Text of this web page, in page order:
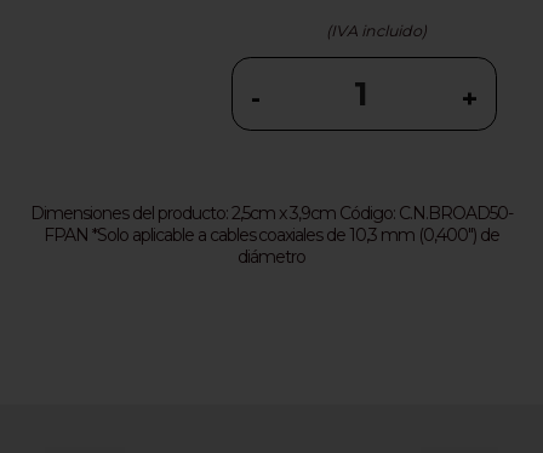
(IVA incluido)
- +
Dimensiones del producto: 2,5cm x 3,9cm Código: C.N.BROAD50-
FPAN *Solo aplicable a cables coaxiales de 10,3 mm (0,400") de
diámetro